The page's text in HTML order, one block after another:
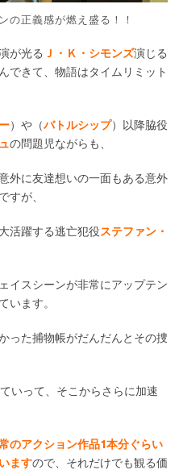
の正義感が燃え盛る！！
が光る Ｊ・Ｋ・シモンズ演じる
できて、物語はタイムリミット
）や（バトルシップ）以降脇役
の問題児ながらも、
外に友達想いの一面もある意外
すが、
活躍する逃亡犯役ステファン・
イスシーンが非常にアップテン
います。
った捕物帳がだんだんとその捜
いって、そこからさらに加速
のアクション作品1本分ぐらい
ますので、それだけでも観る価